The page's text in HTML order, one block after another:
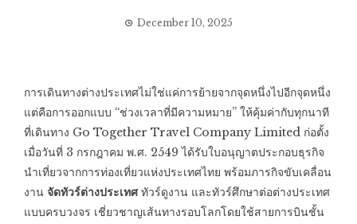
December 10, 2025
การเดินทางต่างประเทศไม่ใช่แค่การย้ายจากจุดหนึ่งไปอีกจุดหนึ่ง
แต่คือการออกแบบ “ช่วงเวลาที่มีความหมาย” ให้คุ้มค่ากับทุกนาที
ที่เดินทาง Go Together Travel Company Limited ก่อตั้ง
เมื่อวันที่ 3 กรกฎาคม พ.ศ. 2549 ได้รับใบอนุญาตประกอบธุรกิจ
นำเที่ยวจากการท่องเที่ยวแห่งประเทศไทย พร้อมภารกิจขับเคลื่อน
งาน จัดทัวร์ต่างประเทศทัวร์ดูงาน และทัวร์ศึกษาต่อต่างประเทศ
แบบครบวงจร เชี่ยวชาญเส้นทางรอบโลกโดยใช้สายการบินชั้น